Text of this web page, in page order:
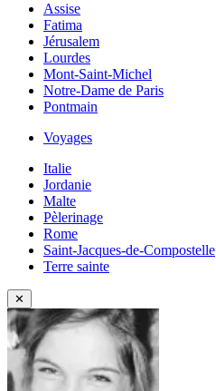
Assise
Fatima
Jérusalem
Lourdes
Mont-Saint-Michel
Notre-Dame de Paris
Pontmain
Voyages
Italie
Jordanie
Malte
Pèlerinage
Rome
Saint-Jacques-de-Compostelle
Terre sainte
✕